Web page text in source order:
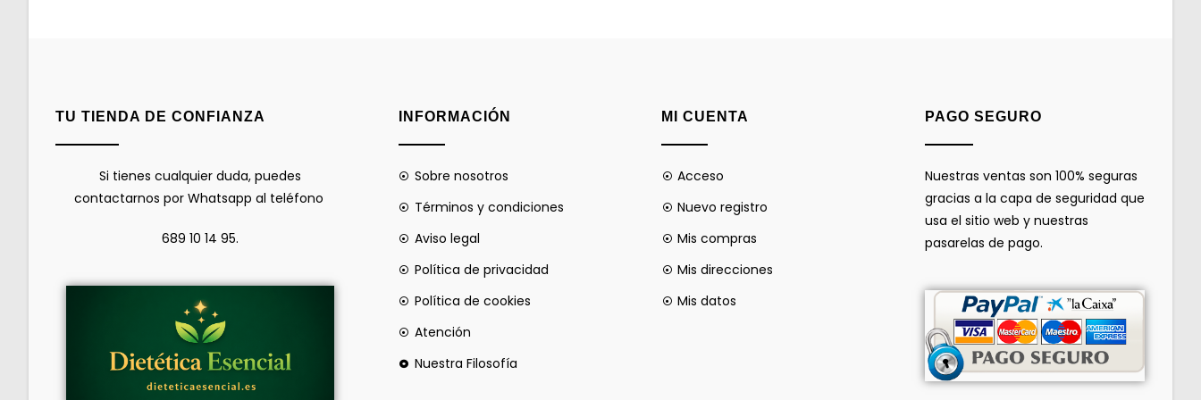
TU TIENDA DE CONFIANZA
Si tienes cualquier duda, puedes
contactarnos por Whatsapp al teléfono
689 10 14 95.
INFORMACIÓN
Sobre nosotros
Términos y condiciones
Aviso legal
Política de privacidad
Política de cookies
Atención
Nuestra Filosofía
MI CUENTA
Acceso
Nuevo registro
Mis compras
Mis direcciones
Mis datos
PAGO SEGURO
Nuestras ventas son 100% seguras
gracias a la capa de seguridad que
usa el sitio web y nuestras
pasarelas de pago.